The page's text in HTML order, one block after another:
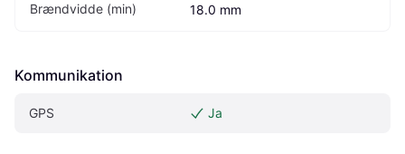
Brændvidde (min) 18.0 mm
Kommunikation
GPS Ja